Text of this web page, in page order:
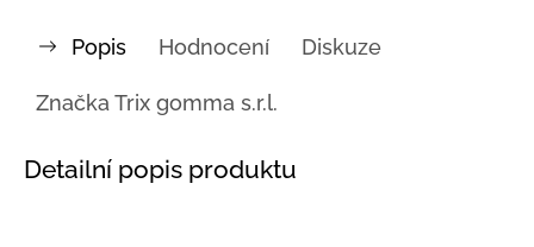
Popis Hodnocení Diskuze
Značka Trix gomma s.r.l.
Detailní popis produktu